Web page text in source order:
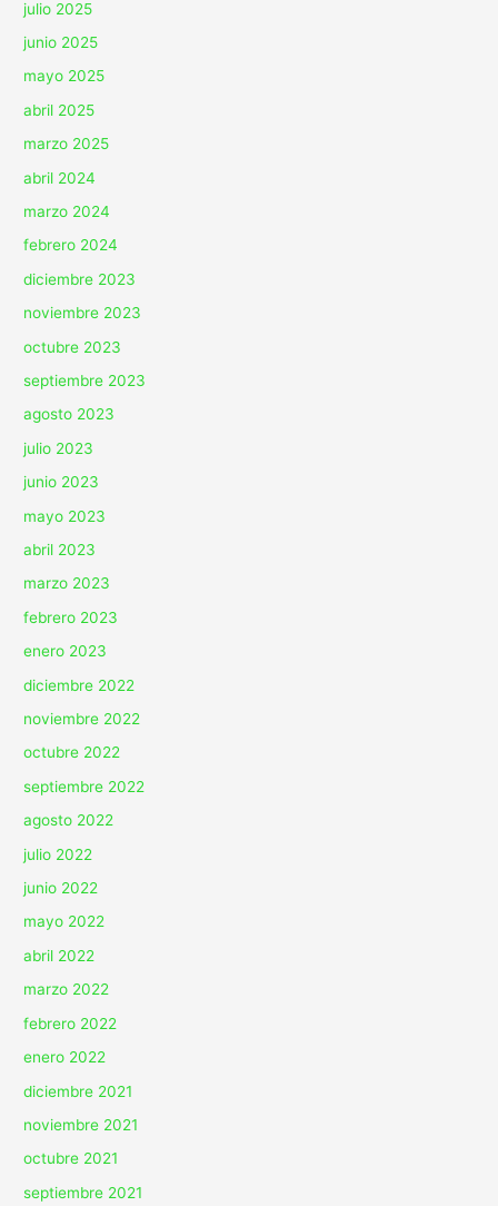
julio 2025
junio 2025
mayo 2025
abril 2025
marzo 2025
abril 2024
marzo 2024
febrero 2024
diciembre 2023
noviembre 2023
octubre 2023
septiembre 2023
agosto 2023
julio 2023
junio 2023
mayo 2023
abril 2023
marzo 2023
febrero 2023
enero 2023
diciembre 2022
noviembre 2022
octubre 2022
septiembre 2022
agosto 2022
julio 2022
junio 2022
mayo 2022
abril 2022
marzo 2022
febrero 2022
enero 2022
diciembre 2021
noviembre 2021
octubre 2021
septiembre 2021